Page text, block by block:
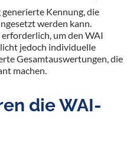
Kennung, die
werden kann.
um den WAI
jedoch individuelle
Gesamtauswertungen, die
machen.
die WAI-